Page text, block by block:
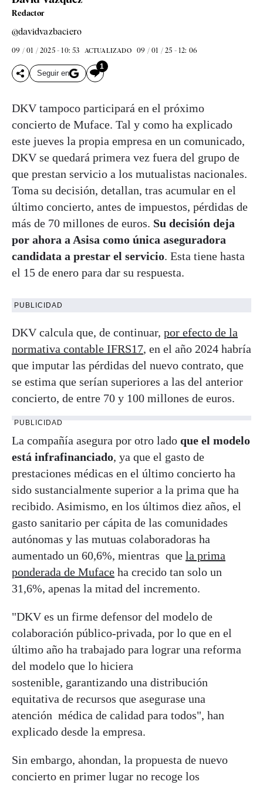
Redactor
@davidvazbaciero
09 / 01 / 2025 - 10: 53 ACTUALIZADO 09 / 01 / 25 - 12: 06
Seguir en
1
DKV tampoco participará en el próximo
concierto de Muface. Tal y como ha explicado
este jueves la propia empresa en un comunicado,
DKV se quedará primera vez fuera del grupo de
que prestan servicio a los mutualistas nacionales.
Toma su decisión, detallan, tras acumular en el
último concierto, antes de impuestos, pérdidas de
más de 70 millones de euros. Su decisión deja
por ahora a Asisa como única aseguradora
candidata a prestar el servicio. Esta tiene hasta
el 15 de enero para dar su respuesta.
PUBLICIDAD
DKV calcula que, de continuar, por efecto de la
normativa contable IFRS17, en el año 2024 habría
que imputar las pérdidas del nuevo contrato, que
se estima que serían superiores a las del anterior
concierto, de entre 70 y 100 millones de euros.
PUBLICIDAD
La compañía asegura por otro lado que el modelo
está infrafinanciado, ya que el gasto de
prestaciones médicas en el último concierto ha
sido sustancialmente superior a la prima que ha
recibido. Asimismo, en los últimos diez años, el
gasto sanitario per cápita de las comunidades
autónomas y las mutuas colaboradoras ha
aumentado un 60,6%, mientras que la prima
ponderada de Muface ha crecido tan solo un
31,6%, apenas la mitad del incremento.
"DKV es un firme defensor del modelo de
colaboración público-privada, por lo que en el
último año ha trabajado para lograr una reforma
del modelo que lo hiciera
sostenible, garantizando una distribución
equitativa de recursos que asegurase una
atención médica de calidad para todos", han
explicado desde la empresa.
Sin embargo, ahondan, la propuesta de nuevo
concierto en primer lugar no recoge los